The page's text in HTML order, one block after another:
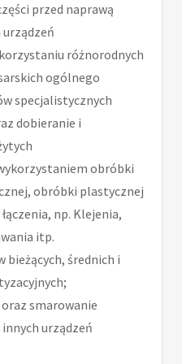
przed naprawą
różnorodnych
ogólnego
specjalistycznych
dobieranie i
obróbki
obróbki plastycznej
np. Klejenia,
itp.
bieżących, średnich i
smarowanie
urządzeń